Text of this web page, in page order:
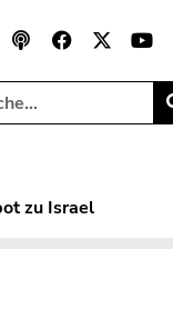
zu Israel